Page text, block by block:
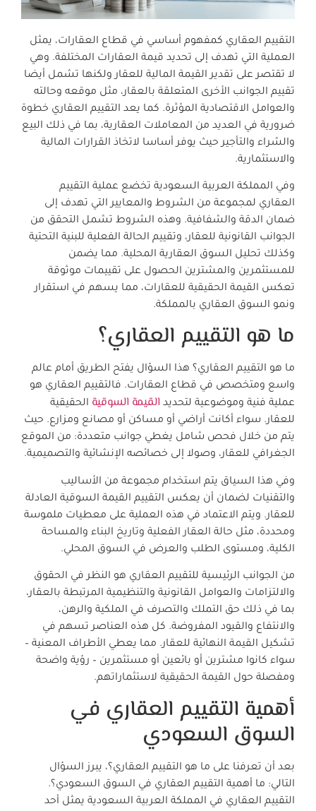
التقييم العقاري كمفهوم أساسي في قطاع العقارات، يمثل
العملية التي تهدف إلى تحديد قيمة العقارات المختلفة. وهي
لا تقتصر على تقدير القيمة المالية للعقار ولكنها تشمل أيضا
تقييم الجوانب الأخرى المتعلقة بالعقار، مثل موقعه وحالته
والعوامل الاقتصادية المؤثرة. كما يعد التقييم العقاري خطوة
ضرورية في العديد من المعاملات العقارية، بما في ذلك البيع
والشراء والتأجير حيث يوفر أساسا لاتخاذ القرارات المالية
والاستثمارية.
وفي المملكة العربية السعودية تخضع عملية التقييم
العقاري لمجموعة من الشروط والمعايير التي تهدف إلى
ضمان الدقة والشفافية. وهذه الشروط تشمل التحقق من
الجوانب القانونية للعقار، وتقييم الحالة الفعلية للبنية التحتية
وكذلك تحليل السوق العقارية المحلية. مما يضمن
للمستثمرين والمشترين الحصول على تقييمات موثوقة
تعكس القيمة الحقيقية للعقارات، مما يسهم في استقرار
ونمو السوق العقاري بالمملكة.
ما هو التقييم العقاري؟
ما هو التقييم العقاري؟ هذا السؤال يفتح الطريق أمام عالم
واسع ومتخصص في قطاع العقارات. فالتقييم العقاري هو
عملية فنية وموضوعية لتحديد القيمة السوقية الحقيقية
للعقار. سواء أكانت أراضي أو مساكن أو مصانع ومزارع. حيث
يتم من خلال فحص شامل يغطي جوانب متعددة: من الموقع
الجغرافي للعقار، وصولا إلى خصائصه الإنشائية والتصميمية.
وفي هذا السياق يتم استخدام مجموعة من الأساليب
والتقنيات لضمان أن يعكس التقييم القيمة السوقية العادلة
للعقار. ويتم الاعتماد في هذه العملية على معطيات ملموسة
ومحددة، مثل حالة العقار الفعلية وتاريخ البناء والمساحة
الكلية، ومستوى الطلب والعرض في السوق المحلي.
من الجوانب الرئيسية للتقييم العقاري هو النظر في الحقوق
والالتزامات والعوامل القانونية والتنظيمية المرتبطة بالعقار،
بما في ذلك حق التملك والتصرف في الملكية والرهن،
والانتفاع والقيود المفروضة. كل هذه العناصر تسهم في
تشكيل القيمة النهائية للعقار. مما يعطي الأطراف المعنية –
سواء كانوا مشترين أو بائعين أو مستثمرين – رؤية واضحة
ومفصلة حول القيمة الحقيقية لاستثماراتهم.
أهمية التقييم العقاري في
السوق السعودي
بعد أن تعرفنا على ما هو التقييم العقاري؟، يبرز السؤال
التالي: ما أهمية التقييم العقاري في السوق السعودي؟.
التقييم العقاري في المملكة العربية السعودية يمثل أحد